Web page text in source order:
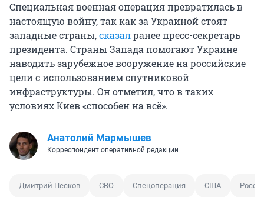
Специальная военная операция превратилась в
настоящую войну, так как за Украиной стоят
западные страны,сказалранее пресс-секретарь
президента. Страны Запада помогают Украине
наводить зарубежное вооружение на российские
цели с использованием спутниковой
инфраструктуры. Он отметил, что в таких
условиях Киев «способен на всё».
Анатолий Мармышев
Корреспондент оперативной редакции
Дмитрий Песков СВО Спецоперация США